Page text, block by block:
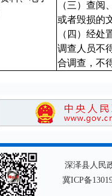
（三）查
或者毁损的
（四）经
调查人员不
合调查，不